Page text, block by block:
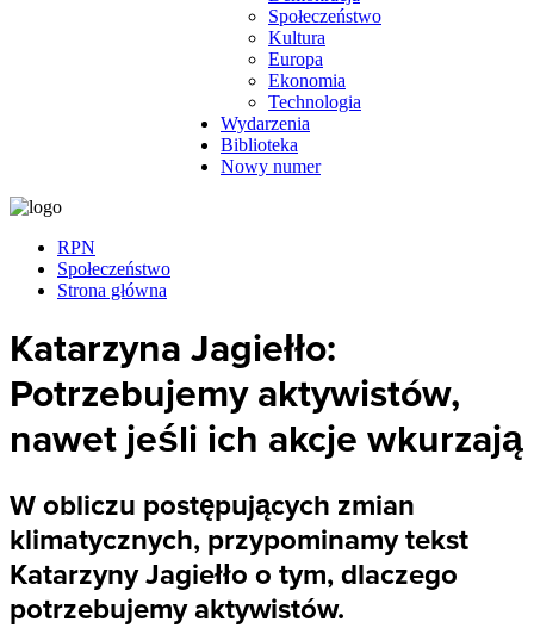
Społeczeństwo
Kultura
Europa
Ekonomia
Technologia
Wydarzenia
Biblioteka
Nowy numer
RPN
Społeczeństwo
Strona główna
Katarzyna Jagiełło:
Potrzebujemy aktywistów,
nawet jeśli ich akcje wkurzają
W obliczu postępujących zmian
klimatycznych, przypominamy tekst
Katarzyny Jagiełło o tym, dlaczego
potrzebujemy aktywistów.